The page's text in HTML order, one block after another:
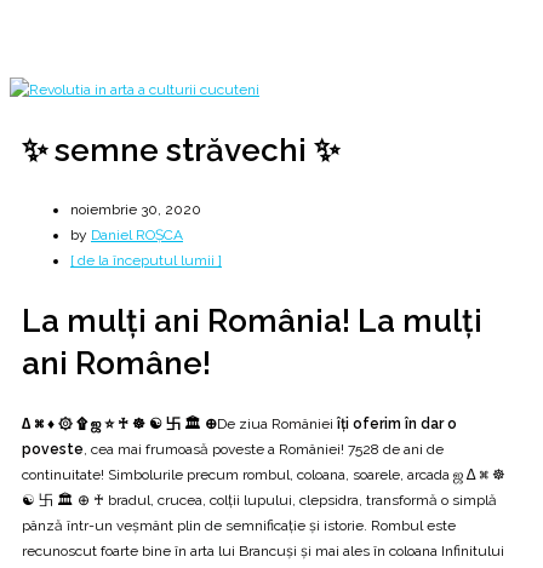
✨ semne străvechi ✨
noiembrie 30, 2020
by Daniel ROȘCA
[ de la începutul lumii ]
La mulți ani România! La mulți
ani Române!
∆ ⌘ ♦ ۞ ۩ ஜ ⭐ ♰ ☸️ ☯ 卐 🏛️ ⊕De ziua României îți oferim în dar o
poveste , cea mai frumoasă poveste a României! 7528 de ani de
continuitate! Simbolurile precum rombul, coloana, soarele, arcada ஜ ∆ ⌘ ☸️
☯ 卐 🏛️ ⊕ ♰ bradul, crucea, colții lupului, clepsidra, transformă o simplă
pânză într-un veșmânt plin de semnificație și istorie. Rombul este
recunoscut foarte bine în arta lui Brancuși și mai ales în coloana Infinitului